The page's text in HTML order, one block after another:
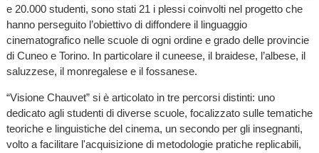
e 20.000 studenti, sono stati 21 i plessi coinvolti nel progetto che
hanno perseguito l’obiettivo di diffondere il linguaggio
cinematografico nelle scuole di ogni ordine e grado delle provincie
di Cuneo e Torino. In particolare il cuneese, il braidese, l’albese, il
saluzzese, il monregalese e il fossanese.
“Visione Chauvet” si è articolato in tre percorsi distinti: uno
dedicato agli studenti di diverse scuole, focalizzato sulle tematiche
teoriche e linguistiche del cinema, un secondo per gli insegnanti,
volto a facilitare l'acquisizione di metodologie pratiche replicabili,